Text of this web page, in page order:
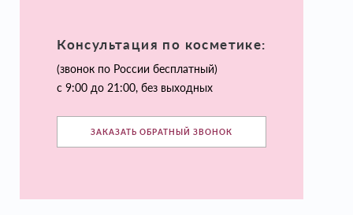
Консультация по косметике:
(звонок по России бесплатный)
с 9:00 до 21:00, без выходных
ЗАКАЗАТЬ ОБРАТНЫЙ ЗВОНОК